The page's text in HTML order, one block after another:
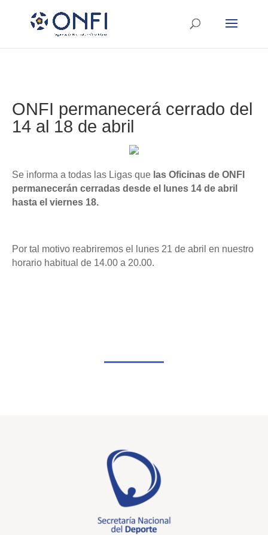
ONFI permanecerá cerrado del
14 al 18 de abril
Se informa a todas las Ligas que las Oficinas de ONFI
permanecerán cerradas desde el lunes 14 de abril
hasta el viernes 18.
Por tal motivo reabriremos el lunes 21 de abril en nuestro
horario habitual de 14.00 a 20.00.